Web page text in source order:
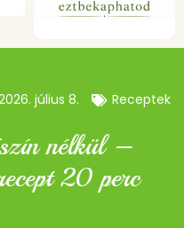
július 8. Receptek
nélkül –
20 perc